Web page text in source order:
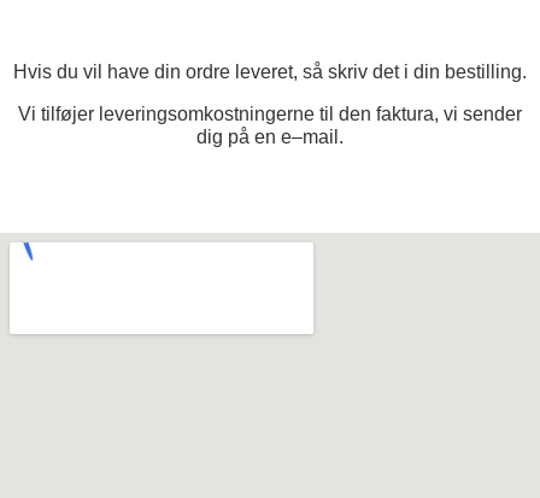
Hvis du vil have din ordre leveret, så skriv det i din bestilling.
Vi tilføjer leveringsomkostningerne til den faktura, vi sender
dig på en e–mail.